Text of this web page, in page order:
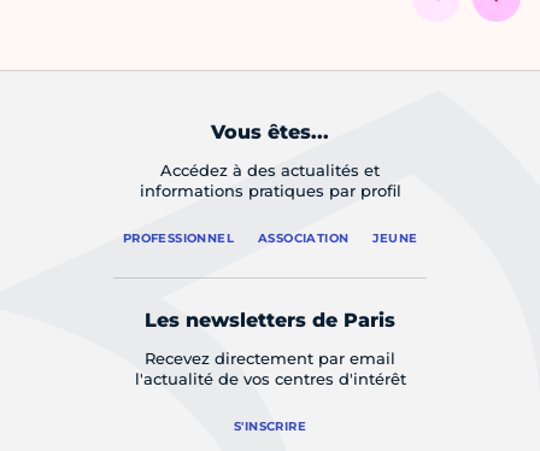
Vous êtes...
Accédez à des actualités et
informations pratiques par profil
PROFESSIONNEL ASSOCIATION JEUNE
Les newsletters de Paris
Recevez directement par email
l'actualité de vos centres d'intérêt
S'INSCRIRE